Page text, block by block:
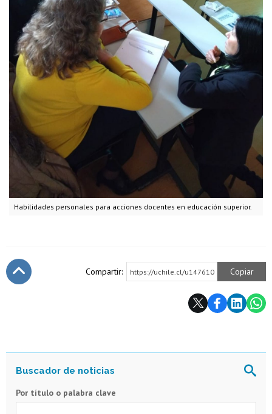
Habilidades personales para acciones docentes en educación superior.
Compartir: https://uchile.cl/u147610 Copiar
Por título o palabra clave